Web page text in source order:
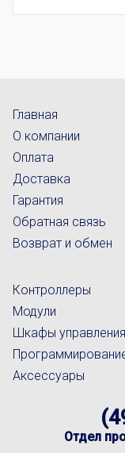
Главная
О компании
Оплата
Доставка
Гарантия
Обратная связь
Возврат и обмен
Контроллеры
Модули
Шкафы
Аксессуары
Отдел